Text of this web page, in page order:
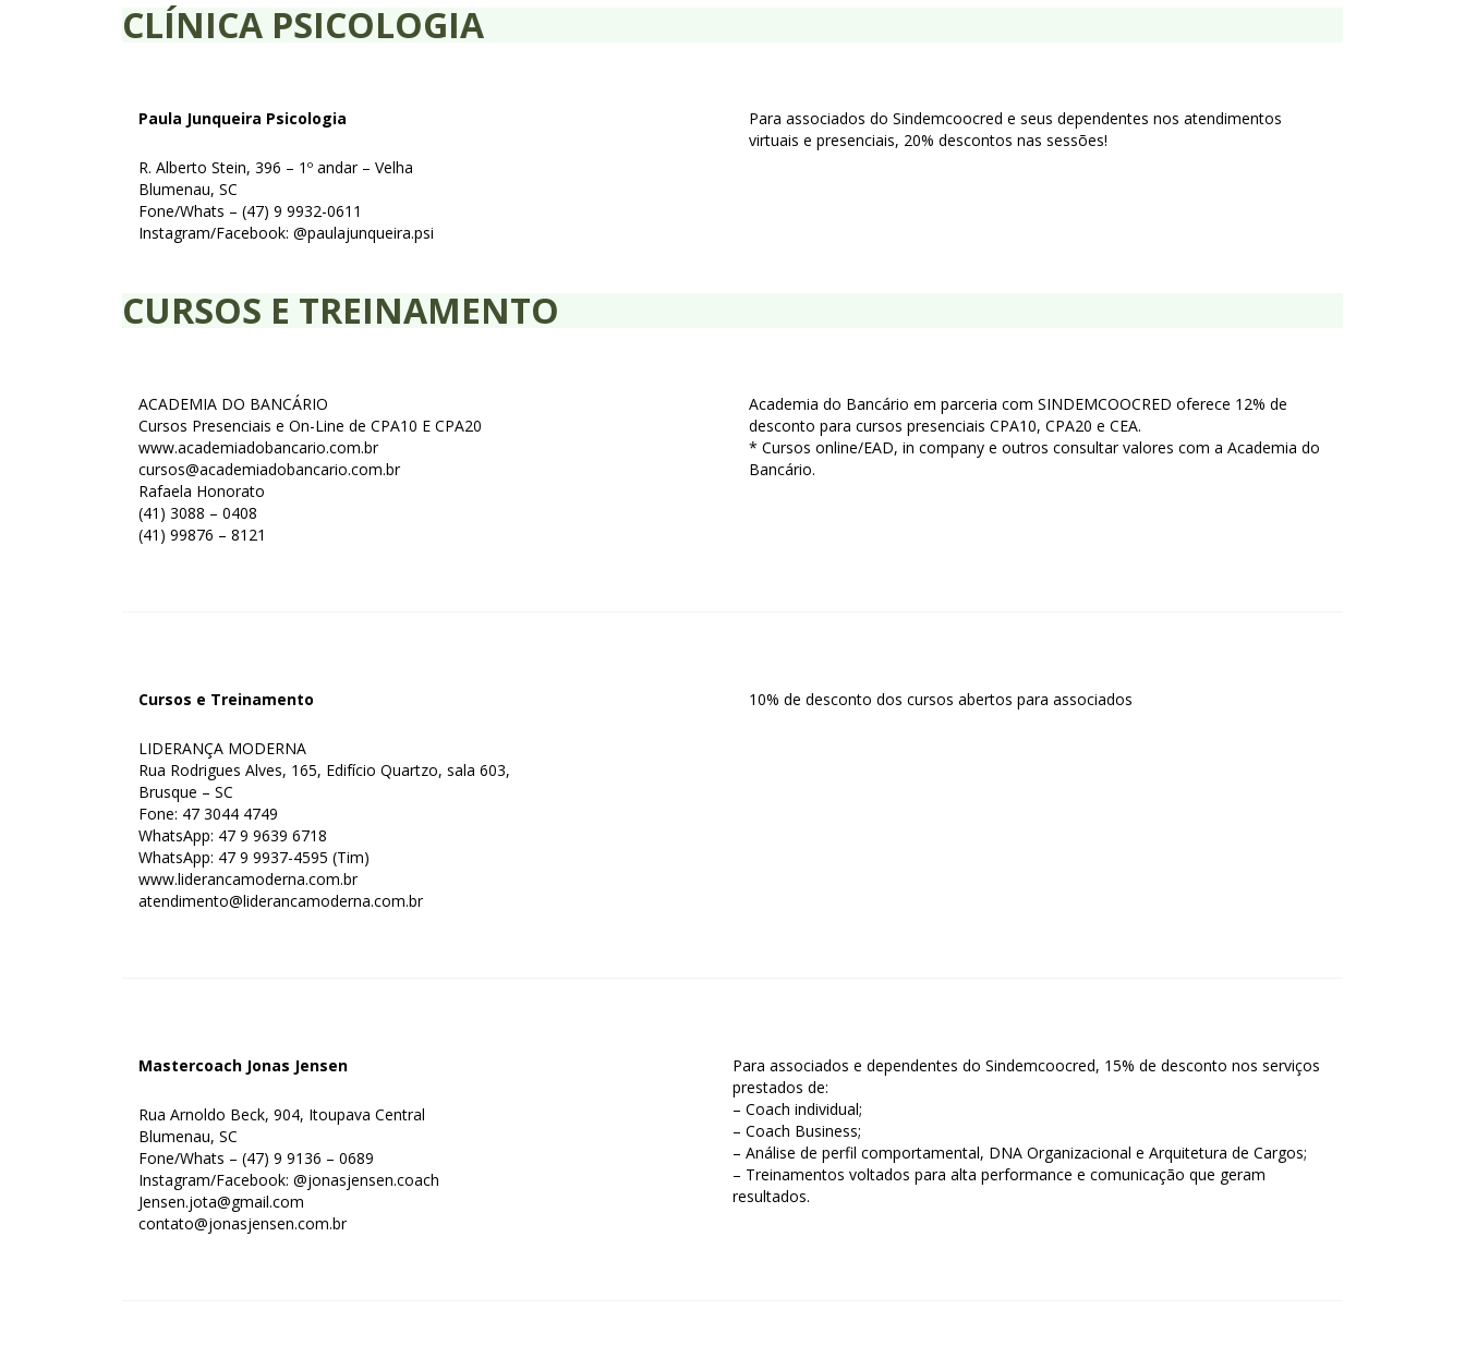
CLÍNICA PSICOLOGIA
Paula Junqueira Psicologia
R. Alberto Stein, 396 – 1º andar – Velha
Blumenau, SC
Fone/Whats – (47) 9 9932-0611
Instagram/Facebook: @paulajunqueira.psi
Para associados do Sindemcoocred e seus dependentes nos atendimentos
virtuais e presenciais, 20% descontos nas sessões!
CURSOS E TREINAMENTO
ACADEMIA DO BANCÁRIO
Cursos Presenciais e On-Line de CPA10 E CPA20
www.academiadobancario.com.br
cursos@academiadobancario.com.br
Rafaela Honorato
(41) 3088 – 0408
(41) 99876 – 8121
Academia do Bancário em parceria com SINDEMCOOCRED oferece 12% de
desconto para cursos presenciais CPA10, CPA20 e CEA.
* Cursos online/EAD, in company e outros consultar valores com a Academia do
Bancário.
Cursos e Treinamento
LIDERANÇA MODERNA
Rua Rodrigues Alves, 165, Edifício Quartzo, sala 603,
Brusque – SC
Fone: 47 3044 4749
WhatsApp: 47 9 9639 6718
WhatsApp: 47 9 9937-4595 (Tim)
www.liderancamoderna.com.br
atendimento@liderancamoderna.com.br
10% de desconto dos cursos abertos para associados
Mastercoach Jonas Jensen
Rua Arnoldo Beck, 904, Itoupava Central
Blumenau, SC
Fone/Whats – (47) 9 9136 – 0689
Instagram/Facebook: @jonasjensen.coach
Jensen.jota@gmail.com
contato@jonasjensen.com.br
Para associados e dependentes do Sindemcoocred, 15% de desconto nos serviços
prestados de:
– Coach individual;
– Coach Business;
– Análise de perfil comportamental, DNA Organizacional e Arquitetura de Cargos;
– Treinamentos voltados para alta performance e comunicação que geram
resultados.